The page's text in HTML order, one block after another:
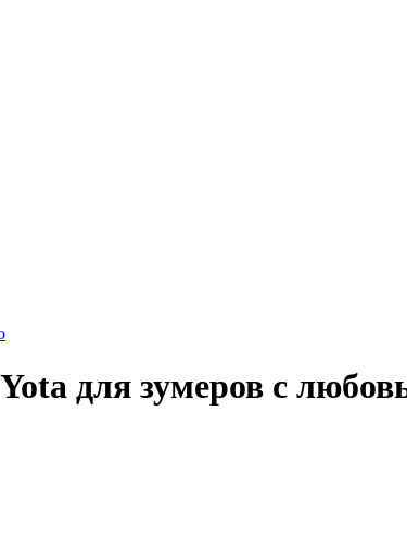
для зумеров с